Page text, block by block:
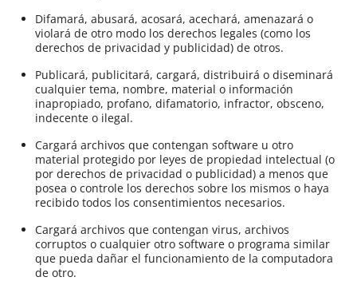
Difamará, abusará, acosará, acechará, amenazará o
violará de otro modo los derechos legales (como los
derechos de privacidad y publicidad) de otros.
Publicará, publicitará, cargará, distribuirá o diseminará
cualquier tema, nombre, material o información
inapropiado, profano, difamatorio, infractor, obsceno,
indecente o ilegal.
Cargará archivos que contengan software u otro
material protegido por leyes de propiedad intelectual (o
por derechos de privacidad o publicidad) a menos que
posea o controle los derechos sobre los mismos o haya
recibido todos los consentimientos necesarios.
Cargará archivos que contengan virus, archivos
corruptos o cualquier otro software o programa similar
que pueda dañar el funcionamiento de la computadora
de otro.